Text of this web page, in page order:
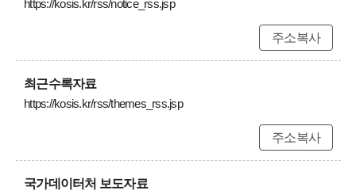
https://kosis.kr/rss/notice_rss.jsp
주소복사
최근수록자료
https://kosis.kr/rss/themes_rss.jsp
주소복사
국가데이터처 보도자료